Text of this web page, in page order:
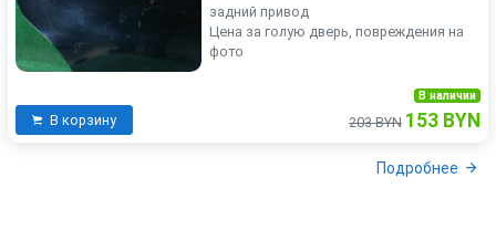
задний привод
Цена за голую дверь, повреждения на
фото
В корзину
В наличии
203 BYN 153 BYN
Подробнее